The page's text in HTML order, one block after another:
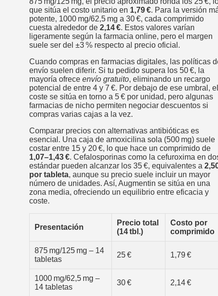
que sitúa el costo unitario en 1,79 €. Para la versión
potente, 1000 mg/62,5 mg a 30 €, cada comprimido
cuesta alrededor de 2,14 €. Estos valores varían
ligeramente según la farmacia online, pero el margen
suele ser del ±3 % respecto al precio oficial.
Cuando compras en farmacias digitales, las políticas
envío suelen diferir. Si tu pedido supera los 50 €, la
mayoría ofrece envío gratuito, eliminando un recargo
potencial de entre 4 y 7 €. Por debajo de ese umbral, el
coste se sitúa en torno a 5 € por unidad, pero algunas
farmacias de nicho permiten negociar descuentos si
compras varias cajas a la vez.
Comparar precios con alternativas antibióticas es
esencial. Una caja de amoxicilina sola (500 mg) suele
costar entre 15 y 20 €, lo que hace un comprimido de
1,07–1,43 €. Cefalosporinas como la cefuroxima en
estándar pueden alcanzar los 35 €, equivalentes a
por tableta, aunque su precio suele incluir un mayor
número de unidades. Así, Augmentin se sitúa en una
zona media, ofreciendo un equilibrio entre eficacia y
coste.
Presentación
Precio total
(14 tbl.)
Costo por
comprimido
875 mg/125 mg – 14
tabletas
25 € 1,79 €
1000 mg/62,5 mg –
14 tabletas
30 € 2,14 €